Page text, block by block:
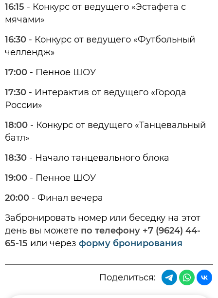
16:15 - Конкурс от ведущего «Эстафета с
мячами»
16:30 - Конкурс от ведущего «Футбольный
челлендж»
17:00 - Пенное ШОУ
17:30 - Интерактив от ведущего «Города
России»
18:00 - Конкурс от ведущего «Танцевальный
батл»
18:30 - Начало танцевального блока
19:00 - Пенное ШОУ
20:00 - Финал вечера
Забронировать номер или беседку на этот
день вы можете по телефону +7 (9624) 44-
65-15 или через форму бронирования
Поделиться: